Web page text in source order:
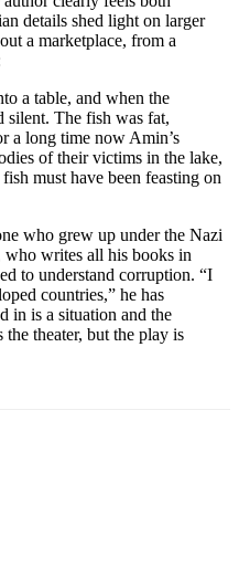
details shed light on larger
a marketplace, from a
a table, and when the
silent. The fish was fat,
a long time now Amin’s
of their victims in the lake,
must have been feasting on
who grew up under the Nazi
writes all his books in
to understand corruption. “I
countries,” he has
in is a situation and the
theater, but the play is